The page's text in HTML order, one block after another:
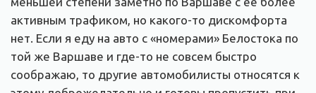
активным трафиком, но какого-то дискомфорта
нет. Если я еду на авто с «номерами» Белостока по
той же Варшаве и где-то не совсем быстро
соображаю, то другие автомобилисты относятся к